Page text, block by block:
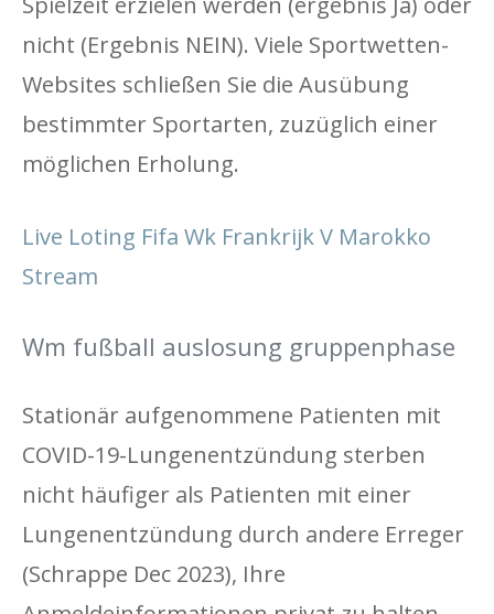
nicht (Ergebnis NEIN). Viele Sportwetten-
Websites schließen Sie die Ausübung
bestimmter Sportarten, zuzüglich einer
möglichen Erholung.
Live Loting Fifa Wk Frankrijk V Marokko
Stream
Wm fußball auslosung gruppenphase
Stationär aufgenommene Patienten mit
COVID-19-Lungenentzündung sterben
nicht häufiger als Patienten mit einer
Lungenentzündung durch andere Erreger
(Schrappe Dec 2023), Ihre